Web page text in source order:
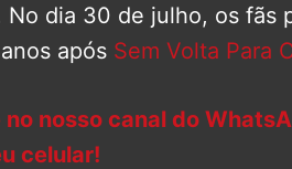
No dia 30 de julho, os fãs
após Sem Volta Para
no nosso canal do
celular!